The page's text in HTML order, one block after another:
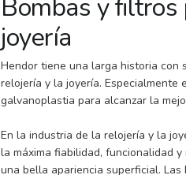
Bombas y
joyería
Hendor tiene una larga historia con
relojería y la joyería. Especialmente
galvanoplastia para alcanzar la
En la industria de la relojería y la
la máxima fiabilidad, funcionalidad
una bella apariencia superficial.